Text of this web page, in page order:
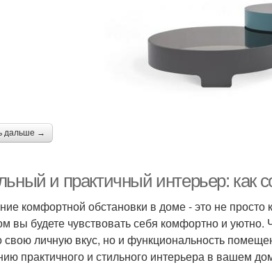
дальше →
и практичный интерьер: как
комфортной обстановки в доме - это не
вы будете чувствовать себя комфортно и
свою личную вкус, но и функциональность
практичного и стильного интерьера в вашем